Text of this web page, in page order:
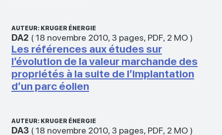
AUTEUR: KRUGER ÉNERGIE
DA2 (18 novembre 2010, 3 pages, PDF, 2 MO)
Les références aux études sur
l’évolution de la valeur marchande des
propriétés à la suite de l’implantation
d’un parc éolien
AUTEUR: KRUGER ÉNERGIE
DA3(18 novembre 2010, 3 pages, PDF, 2 MO)